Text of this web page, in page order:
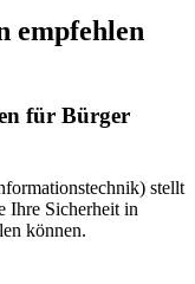
empfehlen
für Bürger
stellt
Ihre Sicherheit in
können.